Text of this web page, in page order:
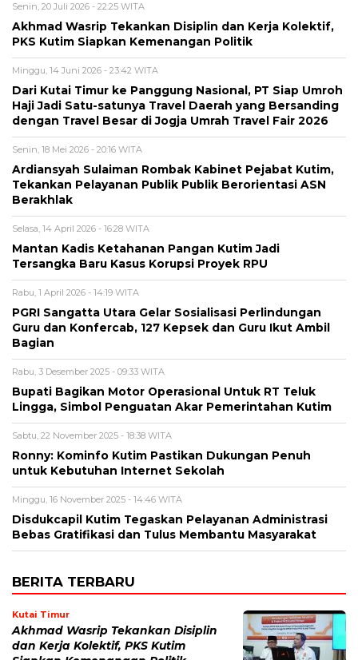
Senin, 20 Juli 2026 - 22:25 WITA
Akhmad Wasrip Tekankan Disiplin dan Kerja Kolektif,
PKS Kutim Siapkan Kemenangan Politik
Minggu, 14 Juni 2026 - 23:42 WITA
Dari Kutai Timur ke Panggung Nasional, PT Siap Umroh
Haji Jadi Satu-satunya Travel Daerah yang Bersanding
dengan Travel Besar di Jogja Umrah Travel Fair 2026
Senin, 18 Mei 2026 - 20:16 WITA
Ardiansyah Sulaiman Rombak Kabinet Pejabat Kutim,
Tekankan Pelayanan Publik Publik Berorientasi ASN
Berakhlak
Selasa, 14 April 2026 - 16:28 WITA
Mantan Kadis Ketahanan Pangan Kutim Jadi
Tersangka Baru Kasus Korupsi Proyek RPU
Rabu, 1 April 2026 - 14:19 WITA
PGRI Sangatta Utara Gelar Sosialisasi Perlindungan
Guru dan Konfercab, 127 Kepsek dan Guru Ikut Ambil
Bagian
Rabu, 3 Desember 2025 - 09:33 WITA
Bupati Bagikan Motor Operasional Untuk RT Teluk
Lingga, Simbol Penguatan Akar Pemerintahan Kutim
Sabtu, 22 November 2025 - 18:38 WITA
Ronny: Kominfo Kutim Pastikan Dukungan Penuh
untuk Kebutuhan Internet Sekolah
Minggu, 16 November 2025 - 14:46 WITA
Disdukcapil Kutim Tegaskan Pelayanan Administrasi
Bebas Gratifikasi dan Tulus Membantu Masyarakat
BERITA TERBARU
Kutai Timur
Akhmad Wasrip Tekankan Disiplin
dan Kerja Kolektif, PKS Kutim